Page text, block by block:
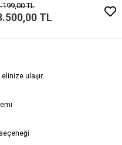
TL
TL
ulaşır.